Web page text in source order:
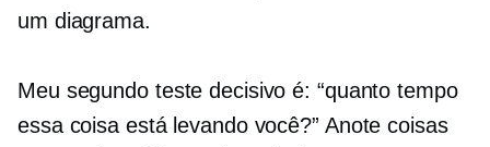
um diagrama.
Meu segundo teste decisivo é: “quanto tempo
essa coisa está levando você?” Anote coisas